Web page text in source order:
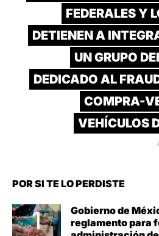
FEDERALES Y
DETIENEN A
UN GRUPO
DEDICADO AL
COMPRA-
VEHÍCULOS
POR SI TE LO PERDISTE
Gobierno de
reglamento para